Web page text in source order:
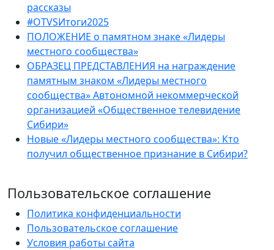
рассказы
#OTVSИтоги2025
ПОЛОЖЕНИЕ о памятном знаке «Лидеры
местного сообщества»
ОБРАЗЕЦ ПРЕДСТАВЛЕНИЯ на награждение
памятным знаком «Лидеры местного
сообщества» Автономной некоммерческой
организацией «Общественное телевидение
Сибири»
Новые «Лидеры местного сообщества»: Кто
получил общественное признание в Сибири?
Пользовательское соглашение
Политика конфиденциальности
Пользовательское соглашение
Условия работы сайта